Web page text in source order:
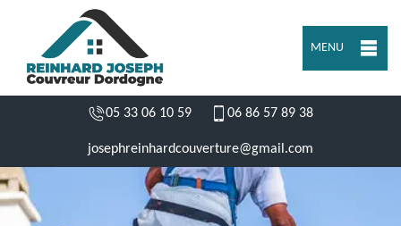
MENU
05 33 06 10 59 06 86 57 89 38
josephreinhardcouverture@gmail.com